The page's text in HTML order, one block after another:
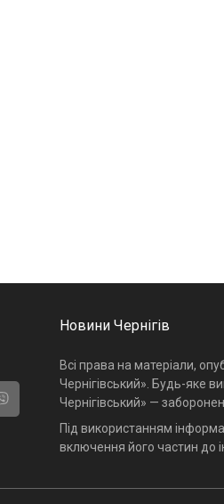
Новини Чернігів
Всі права на матеріали,
Чернігівський». Будь-яке
Чернігівський» —
Під використанням
включення його частин до